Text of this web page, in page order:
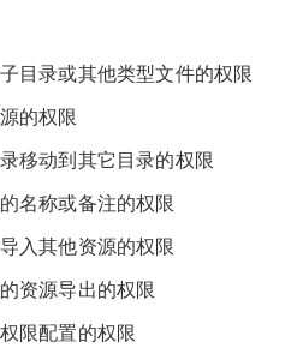
目录或其他类型文件的权限
的权限
移动到其它目录的权限
名称或备注的权限
入其他资源的权限
资源导出的权限
限配置的权限